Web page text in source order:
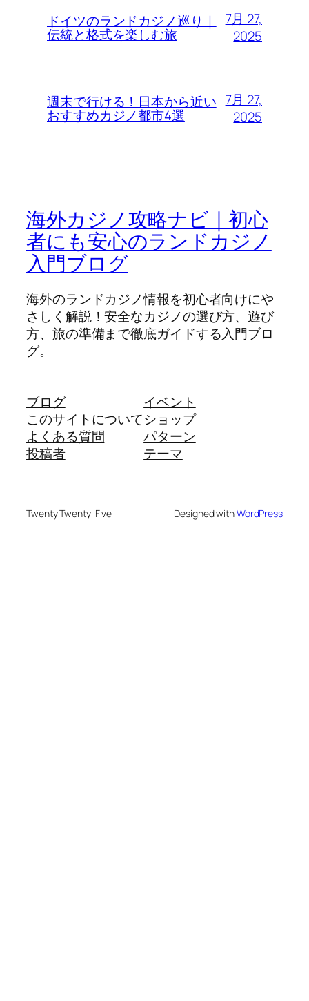
ドイツのランドカジノ巡り｜
伝統と格式を楽しむ旅
7月 27,
2025
週末で行ける！日本から近い
おすすめカジノ都市4選
7月 27,
2025
海外カジノ攻略ナビ｜初心
者にも安心のランドカジノ
入門ブログ
海外のランドカジノ情報を初心者向けにや
さしく解説！安全なカジノの選び方、遊び
方、旅の準備まで徹底ガイドする入門ブロ
グ。
ブログ
このサイトについて
よくある質問
投稿者
イベント
ショップ
パターン
テーマ
Twenty Twenty-Five Designed withWordPress